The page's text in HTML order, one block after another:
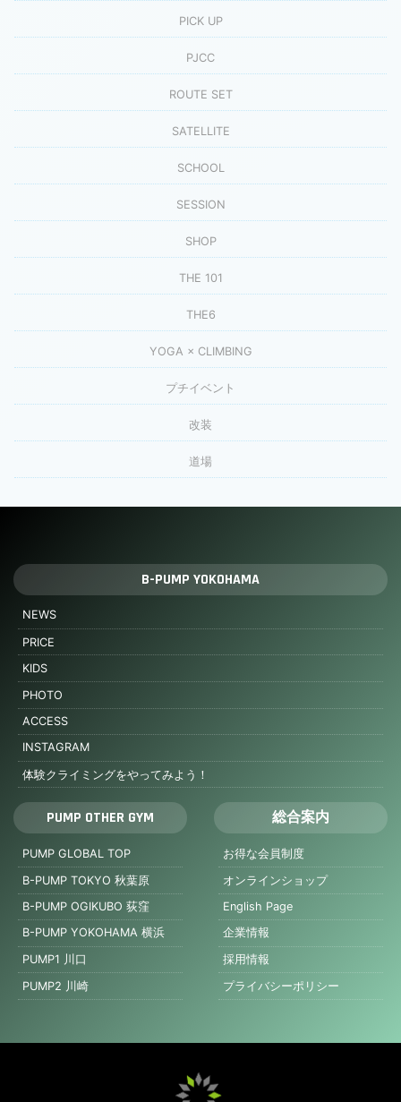
PICK UP
PJCC
ROUTE SET
SATELLITE
SCHOOL
SESSION
SHOP
THE 101
THE6
YOGA × CLIMBING
プチイベント
改装
道場
B-PUMP YOKOHAMA
NEWS
PRICE
KIDS
PHOTO
ACCESS
INSTAGRAM
体験クライミングをやってみよう！
PUMP OTHER GYM
PUMP GLOBAL TOP
B-PUMP TOKYO 秋葉原
B-PUMP OGIKUBO 荻窪
B-PUMP YOKOHAMA 横浜
PUMP1 川口
PUMP2 川崎
総合案内
お得な会員制度
オンラインショップ
English Page
企業情報
採用情報
プライバシーポリシー